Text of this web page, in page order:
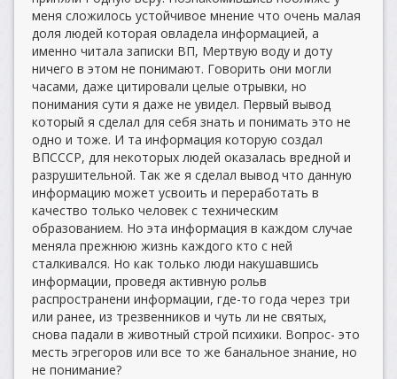
меня сложилось устойчивое мнение что очень малая
доля людей которая овладела информацией, а
именно читала записки ВП, Мертвую воду и доту
ничего в этом не понимают. Говорить они могли
часами, даже цитировали целые отрывки, но
понимания сути я даже не увидел. Первый вывод
который я сделал для себя знать и понимать это не
одно и тоже. И та информация которую создал
ВПСССР, для некоторых людей оказалась вредной и
разрушительной. Так же я сделал вывод что данную
информацию может усвоить и переработать в
качество только человек с техническим
образованием. Но эта информация в каждом случае
меняла прежнюю жизнь каждого кто с ней
сталкивался. Но как только люди накушавшись
информации, проведя активную рольв
распространени информации, где-то года через три
или ранее, из трезвенников и чуть ли не святых,
снова падали в животный строй психики. Вопрос- это
месть эгрегоров или все то же банальное знание, но
не понимание?